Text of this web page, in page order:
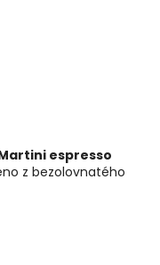
espresso
z bezolovnatého